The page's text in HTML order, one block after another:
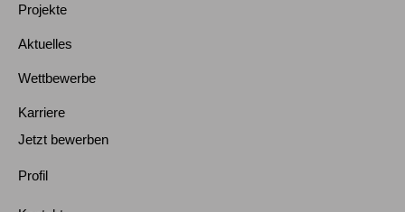
Projekte
Aktuelles
Wettbewerbe
Karriere
Jetzt bewerben
Profil